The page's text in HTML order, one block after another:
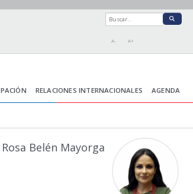
A- A+
RELACIONES INTERNACIONALES AGENDA
Rosa Belén Mayorga